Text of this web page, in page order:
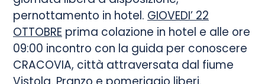
pernottamento in hotel. GIOVEDI’ 22
OTTOBRE prima colazione in hotel e alle ore
09:00 incontro con la guida per conoscere
CRACOVIA, città attraversata dal fiume